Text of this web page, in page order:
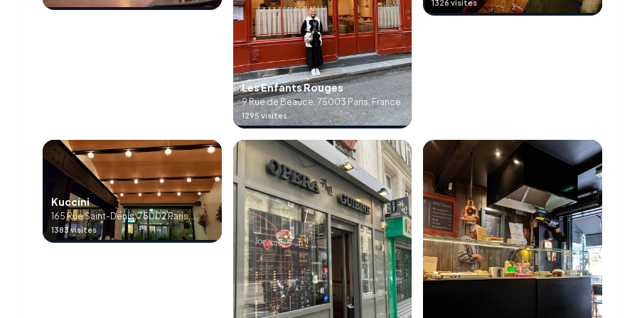
Les Enfants Rouges
9 Rue de Beauce, 75003 Paris, France
1295 visites
1326 visites
Kuccini
165 Rue Saint-Denis, 75002 Paris,
France
1383 visites